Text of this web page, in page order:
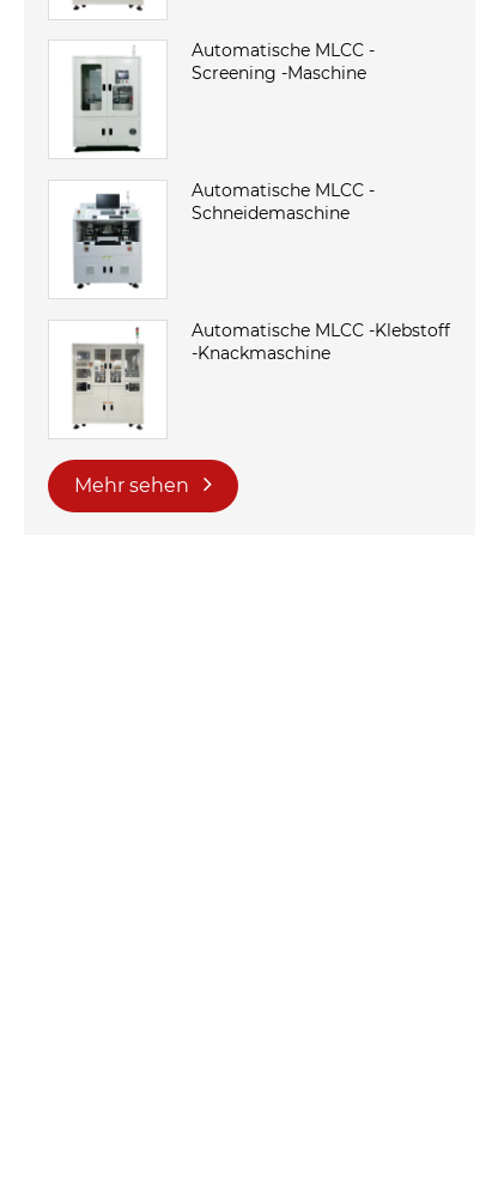
Automatische MLCC -
Screening -Maschine
Automatische MLCC -
Schneidemaschine
Automatische MLCC -Klebstoff
-Knackmaschine
Mehr sehen